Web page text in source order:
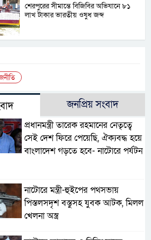
শেরপুরের সীমান্তে বিজিবির অভিযানে ৮১
লাখ টাকার ভারতীয় ওষুধ জব্দ
জনপ্রিয় সংবাদ
প্রধানমন্ত্রী তারেক রহমানের নেতৃত্বে
সেই দেশ ফিরে পেয়েছি, ঐক্যবদ্ধ হয়ে
বাংলাদেশ গড়তে হবে- নাটোরে পর্যটন
নাটোরে মন্ত্রী-হুইপের পথসভায়
পিস্তলসদৃশ বস্তুসহ যুবক আটক, মিলল
খেলনা অস্ত্র